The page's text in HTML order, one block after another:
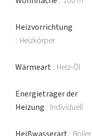
Heizvorrichtung
Heizkörper
Wärmeart Heiz-Öl
Energieträger der
Heizung Individuell